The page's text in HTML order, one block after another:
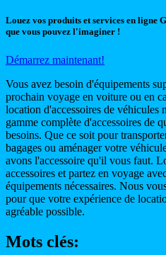
Louez vos produits et services en ligne
que vous pouvez l'imaginer !
Démarrez maintenant!
Vous avez besoin d'équipements
prochain voyage en voiture ou en
location d'accessoires de véhicules
gamme complète d'accessoires de
besoins. Que ce soit pour
bagages ou aménager votre
avons l'accessoire qu'il vous faut.
accessoires et partez en voyage
équipements nécessaires. Nous
pour que votre expérience de
agréable possible.
Mots clés: